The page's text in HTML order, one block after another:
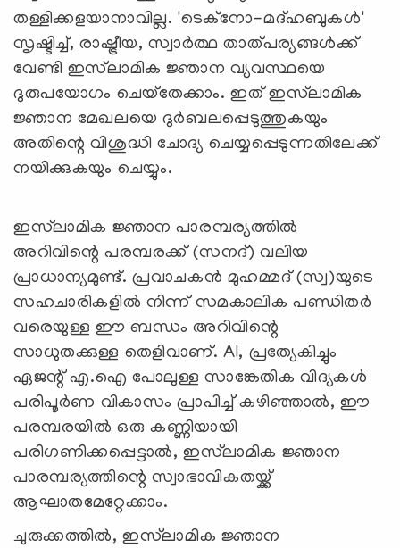
തള്ളിക്കളയാനാവില്ല. 'ടെക്‌നോ-മദ്ഹബുകള്‍'
സൃഷ്ടിച്ച്, രാഷ്ട്രീയ, സ്വാര്‍ത്ഥ താത്പര്യങ്ങള്‍ക്ക്
വേണ്ടി ഇസ്‍ലാമിക ജ്ഞാന വ്യവസ്ഥയെ
ദുരുപയോഗം ചെയ്‌തേക്കാം. ഇത് ഇസ്‍ലാമിക
ജ്ഞാന മേഖലയെ ദുര്‍ബലപ്പെടുത്തുകയും
അതിന്റെ വിശുദ്ധി ചോദ്യ ചെയ്യപ്പെടുന്നതിലേക്ക്
നയിക്കുകയും ചെയ്യും.
ഇസ്‍ലാമിക ജ്ഞാന പാരമ്പര്യത്തില്‍
അറിവിന്റെ പരമ്പരക്ക് (സനദ്) വലിയ
പ്രാധാന്യമുണ്ട്. പ്രവാചകന്‍ മുഹമ്മദ് (സ്വ)യുടെ
സഹചാരികളില്‍ നിന്ന് സമകാലിക പണ്ഡിതര്‍
വരെയുള്ള ഈ ബന്ധം അറിവിന്റെ
സാധുതക്കുള്ള തെളിവാണ്. AI, പ്രത്യേകിച്ചും
ഏജന്റ് എ.ഐ പോലുള്ള സാങ്കേതിക വിദ്യകള്‍
പരിപൂര്‍ണ വികാസം പ്രാപിച്ച് കഴിഞ്ഞാല്‍, ഈ
പരമ്പരയില്‍ ഒരു കണ്ണിയായി
പരിഗണിക്കപ്പെട്ടാല്‍, ഇസ്‍ലാമിക ജ്ഞാന
പാരമ്പര്യത്തിന്റെ സ്വാഭാവികതയ്ക്ക്
ആഘാതമേറ്റേക്കാം.
ചുരുക്കത്തില്‍, ഇസ്‍ലാമിക ജ്ഞാന